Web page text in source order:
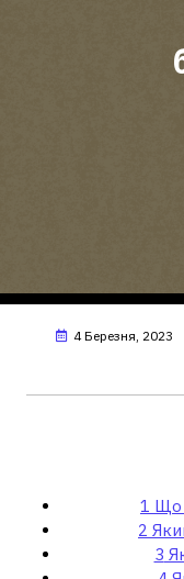
4 Березня, 2023
1 Що
2
3